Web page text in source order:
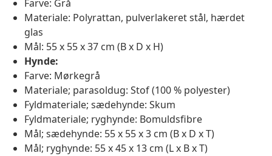
Farve: Grå
Materiale: Polyrattan, pulverlakeret stål, hærdet
glas
Mål: 55 x 55 x 37 cm (B x D x H)
Hynde:
Farve: Mørkegrå
Materiale; parasoldug: Stof (100 % polyester)
Fyldmateriale; sædehynde: Skum
Fyldmateriale; ryghynde: Bomuldsfibre
Mål; sædehynde: 55 x 55 x 3 cm (B x D x T)
Mål; ryghynde: 55 x 45 x 13 cm (L x B x T)